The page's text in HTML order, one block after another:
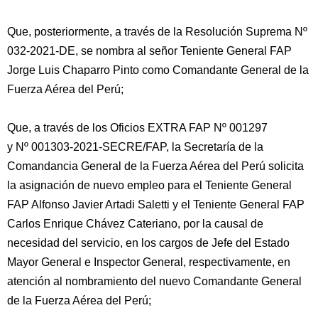
Que, posteriormente, a través de la Resolución Suprema Nº
032-2021-DE, se nombra al señor Teniente General FAP
Jorge Luis Chaparro Pinto como Comandante General de la
Fuerza Aérea del Perú;
Que, a través de los Oficios EXTRA FAP Nº 001297
y Nº 001303-2021-SECRE/FAP, la Secretaría de la
Comandancia General de la Fuerza Aérea del Perú solicita
la asignación de nuevo empleo para el Teniente General
FAP Alfonso Javier Artadi Saletti y el Teniente General FAP
Carlos Enrique Chávez Cateriano, por la causal de
necesidad del servicio, en los cargos de Jefe del Estado
Mayor General e Inspector General, respectivamente, en
atención al nombramiento del nuevo Comandante General
de la Fuerza Aérea del Perú;